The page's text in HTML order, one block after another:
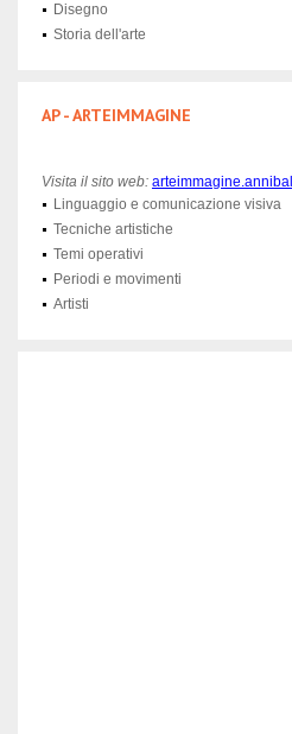
Disegno
Storia dell'arte
AP - ARTEIMMAGINE
Visita il sito web:
Linguaggio e comunicazione visiva
Tecniche artistiche
Temi operativi
Periodi e movimenti
Artisti